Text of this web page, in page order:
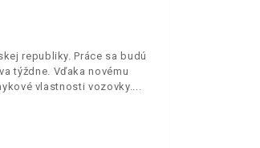
republiky. Práce sa budú
týždne. Vďaka novému
vlastnosti vozovky.